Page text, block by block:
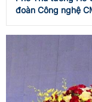
đoàn Công nghệ